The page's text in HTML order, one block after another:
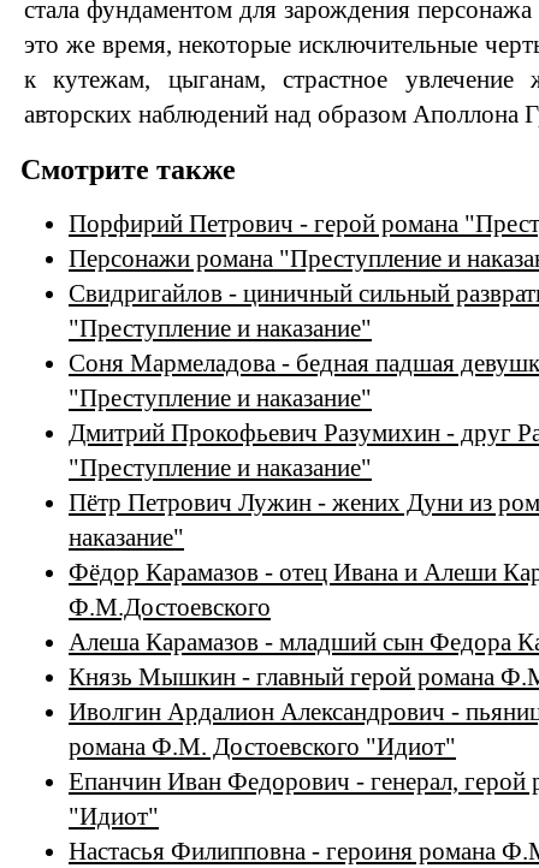
стала фундаментом для зарождения
это же время, некоторые исключительные
к кутежам, цыганам, страстное
авторских наблюдений над образом Аполлона
Смотрите также
Порфирий Петрович - герой романа
Персонажи романа "Преступление и
Свидригайлов - циничный сильный
"Преступление и наказание"
Соня Мармеладова - бедная падшая
"Преступление и наказание"
Дмитрий Прокофьевич Разумихин - друг
"Преступление и наказание"
Пётр Петрович Лужин - жених Дуни из
наказание"
Фёдор Карамазов - отец Ивана и Алеши
Ф.М.Достоевского
Алеша Карамазов - младший сын Федора
Князь Мышкин - главный герой романа
Иволгин Ардалион Александрович -
романа Ф.М. Достоевского "Идиот"
Епанчин Иван Федорович - генерал,
"Идиот"
Настасья Филипповна - героиня романа